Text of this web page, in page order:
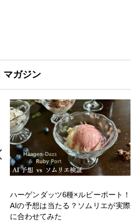
マガジン
ハーゲンダッツ6種×ルビーポート！
AIの予想は当たる？ソムリエが実際
に合わせてみた